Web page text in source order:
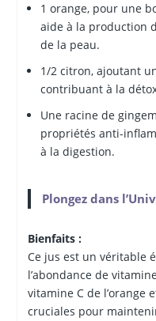
1 orange, pour une
aide à la production
de la peau.
1/2 citron, ajoutant
contribuant à la
Une racine de
propriétés anti-
à la digestion.
Plongez dans
Bienfaits :
Ce jus est un véritable
l’abondance de
vitamine C de l’orange
cruciales pour